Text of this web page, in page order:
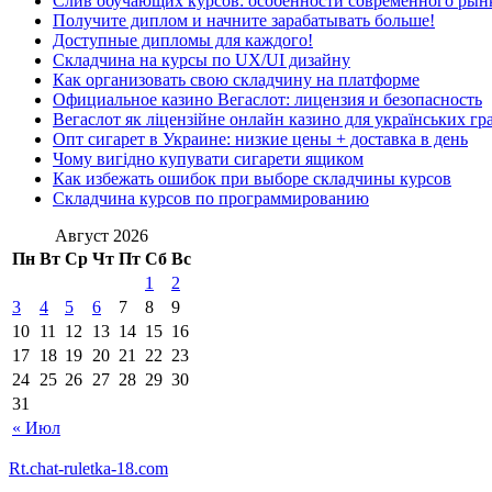
Получите диплом и начните зарабатывать больше!
Доступные дипломы для каждого!
Складчина на курсы по UX/UI дизайну
Как организовать свою складчину на платформе
Официальное казино Вегаслот: лицензия и безопасность
Вегаслот як ліцензійне онлайн казино для українських
Опт сигарет в Украине: низкие цены + доставка в день
Чому вигідно купувати сигарети ящиком
Как избежать ошибок при выборе складчины курсов
Складчина курсов по программированию
Август 2026
Пн Вт Ср Чт Пт Сб Вс
« Июл
1
2
3
4 5 6 7 8
9
10 11 12 13 14 15 16
17 18 19 20 21 22 23
24 25 26 27 28 29 30
31
Rt.chat-ruletka-18.com